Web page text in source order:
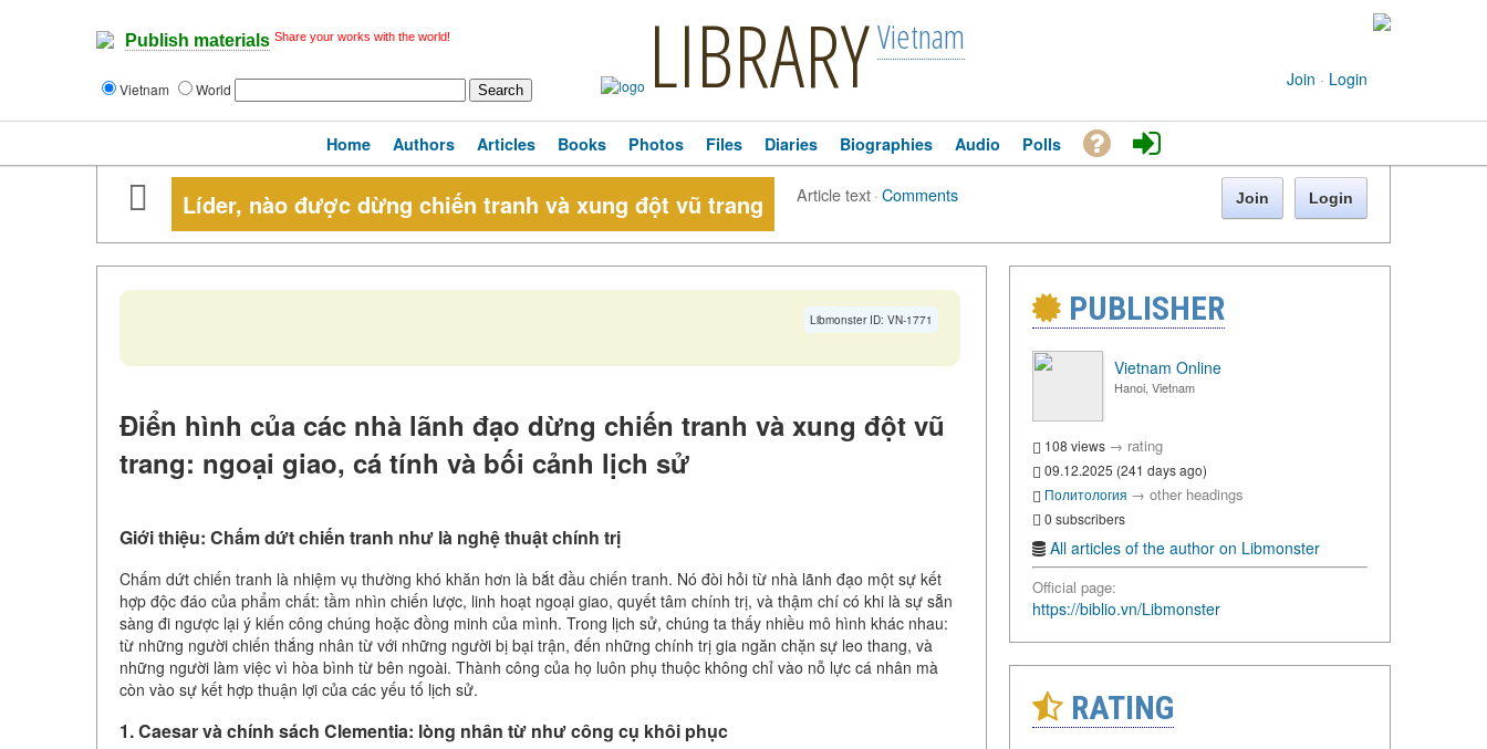
Publish materials Share your works with the world!
Vietnam World LIBRARYVietnam
Join · Login
Home Authors Articles Books Photos Files Diaries Biographies Audio Polls
Líder, nào được dừng chiến tranh và xung đột vũ trang Article text·Comments Join Login
Libmonster ID: VN-1771
Điển hình của các nhà lãnh đạo dừng chiến tranh và xung đột vũ
trang: ngoại giao, cá tính và bối cảnh lịch sử
Giới thiệu: Chấm dứt chiến tranh như là nghệ thuật chính trị
Chấm dứt chiến tranh là nhiệm vụ thường khó khăn hơn là bắt đầu chiến tranh. Nó đòi hỏi từ nhà lãnh đạo một sự kết
hợp độc đáo của phẩm chất: tầm nhìn chiến lược, linh hoạt ngoại giao, quyết tâm chính trị, và thậm chí có khi là sự sẵn
sàng đi ngược lại ý kiến công chúng hoặc đồng minh của mình. Trong lịch sử, chúng ta thấy nhiều mô hình khác nhau:
từ những người chiến thắng nhân từ với những người bị bại trận, đến những chính trị gia ngăn chặn sự leo thang, và
những người làm việc vì hòa bình từ bên ngoài. Thành công của họ luôn phụ thuộc không chỉ vào nỗ lực cá nhân mà
còn vào sự kết hợp thuận lợi của các yếu tố lịch sử.
1. Caesar và chính sách Clementia: lòng nhân từ như công cụ khôi phục
PUBLISHER
Vietnam Online
Hanoi, Vietnam
108 views → rating
09.12.2025 (241 days ago)
Политология → other headings
0 subscribers
All articles of the author on Libmonster
Official page:
https://biblio.vn/Libmonster
RATING